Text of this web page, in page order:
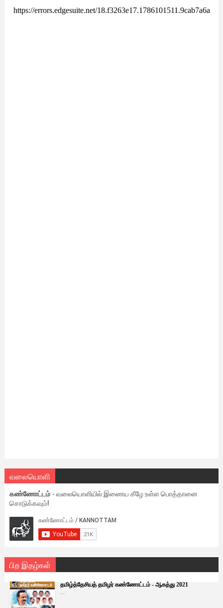
வலையொளி
கண்ணோட்டம் - வலையொளியில் இணைய கீழே உள்ள பொத்தானை
சொடுக்கவும்!
பிற இதழ்கள்
தமிழ்த்தேசியத் தமிழர் கண்ணோட்டம் - ஆகத்து 2021
...